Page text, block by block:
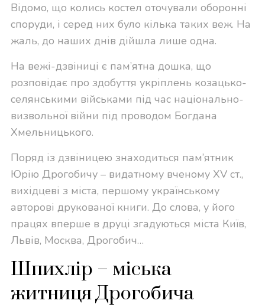
Відомо, що колись костел оточували оборонні
споруди, і серед них було кілька таких веж. На
жаль, до наших днів дійшла лише одна.
На вежі-дзвіниці є пам’ятна дошка, що
розповідає про здобуття укріплень козацько-
селянськими військами під час національно-
визвольної війни під проводом Богдана
Хмельницького.
Поряд із дзвіницею знаходиться пам’ятник
Юрію Дрогобичу – видатному вченому XV ст.,
вихідцеві з міста, першому українському
авторові друкованої книги. До слова, у його
працях вперше в друці згадуються міста Київ,
Львів, Москва, Дрогобич…
Шпихлір – міська
житниця Дрогобича